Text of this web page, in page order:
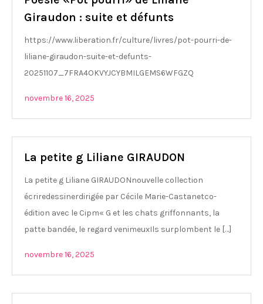
Giraudon : suite et défunts
https://www.liberation.fr/culture/livres/pot-pourri-de-
liliane-giraudon-suite-et-defunts-
20251107_7FRA4OKVYJCYBMILGEMS6WFGZQ
novembre 16, 2025
La petite g Liliane GIRAUDON
La petite g Liliane GIRAUDONnouvelle collection
écriredessinerdirigée par Cécile Marie-Castanetco-
édition avec le Cipm« G et les chats griffonnants, la
patte bandée, le regard venimeuxIls surplombent le […]
novembre 16, 2025